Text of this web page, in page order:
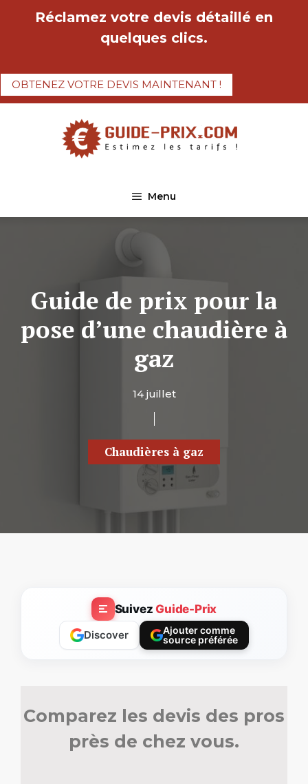
Réclamez votre devis détaillé en
quelques clics.
OBTENEZ VOTRE DEVIS MAINTENANT !
Menu
Guide de prix pour la
pose d’une chaudière à
gaz
14 juillet
Chaudières à gaz
SuivezGuide-Prix
Discover
Ajouter comme
source préférée
Comparez les devis des pros
près de chez vous.